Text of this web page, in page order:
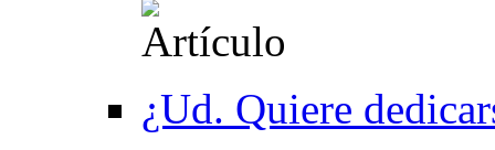
¿Ud. Quiere